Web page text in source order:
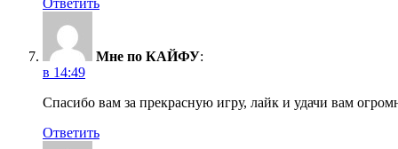
Ответить
Мне по КАЙФУ:
в 14:49
Спасибо вам за прекрасную игру, лайк и удачи вам
Ответить